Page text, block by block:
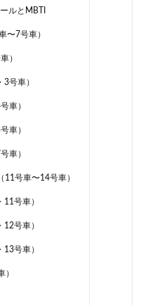
ルとMBTI
〜7号車）
）
号車）
車）
車）
車）
号車〜14号車）
号車）
号車）
号車）
）